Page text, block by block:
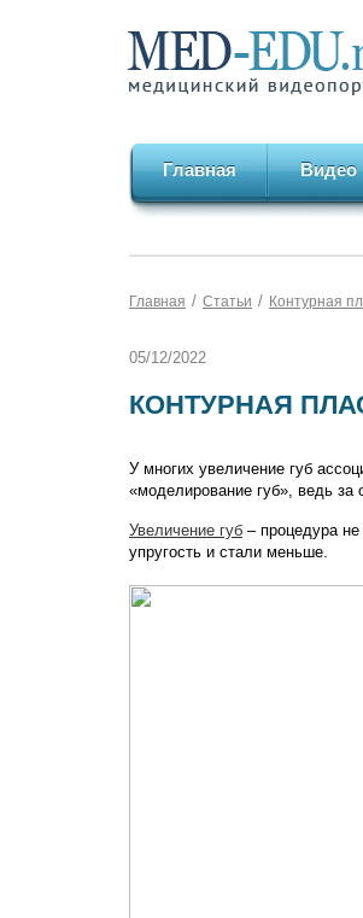
Главная Видео
Главная / Статьи / Контурная
05/12/2022
КОНТУРНАЯ
У многих увеличение губ
«моделирование губ», ведь
Увеличение губ – процедура
упругость и стали меньше.